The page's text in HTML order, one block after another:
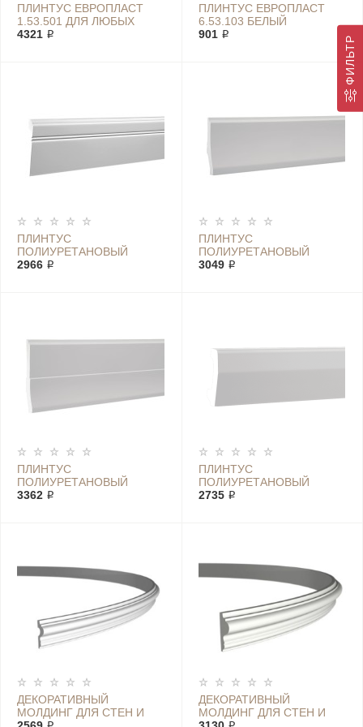
ФИЛЬТР
ПЛИНТУС ЕВРОПЛАСТ
1.53.501 ДЛЯ ЛЮБЫХ
ПОМЕЩЕНИЙ
4321 ₽
ПЛИНТУС ЕВРОПЛАСТ
6.53.103 БЕЛЫЙ
901 ₽
ПЛИНТУС
ПОЛИУРЕТАНОВЫЙ
ЕВРОПЛАСТ 1.53.103
2966 ₽
ПЛИНТУС
ПОЛИУРЕТАНОВЫЙ
ЕВРОПЛАСТ 1.53.104
3049 ₽
ПЛИНТУС
ПОЛИУРЕТАНОВЫЙ
ЕВРОПЛАСТ 1.53.105
3362 ₽
ПЛИНТУС
ПОЛИУРЕТАНОВЫЙ
ЕВРОПЛАСТ 1.53.106
2735 ₽
ДЕКОРАТИВНЫЙ
МОЛДИНГ ДЛЯ СТЕН И
ДЕКОРАТИВНЫЙ
МОЛДИНГ ДЛЯ СТЕН И